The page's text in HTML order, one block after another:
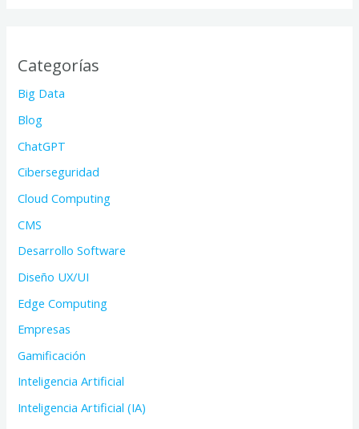
Categorías
Big Data
Blog
ChatGPT
Ciberseguridad
Cloud Computing
CMS
Desarrollo Software
Diseño UX/UI
Edge Computing
Empresas
Gamificación
Inteligencia Artificial
Inteligencia Artificial (IA)